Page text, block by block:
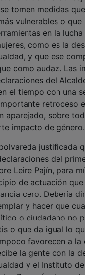
tomen medidas que
vulnerables o que
en la lucha
como es la
y que ese
como audaz. Las
del
el tiempo con una
retroceso
aparejado, sobre
impacto de género.
del
Leire Pajín, para mí
de actuación que
cero. Debería
y hacer que
o ciudadano no
o que da igual lo
favorecen a la
la gente con la
y el Instituto de
Después de